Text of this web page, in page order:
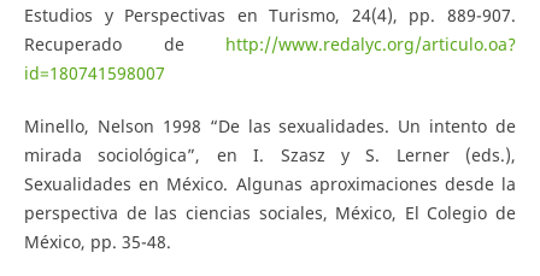
Estudios y Perspectivas en Turismo, 24(4), pp. 889-907.
Recuperado de http://www.redalyc.org/articulo.oa?
id=180741598007
Minello, Nelson 1998 “De las sexualidades. Un intento de
mirada sociológica”, en I. Szasz y S. Lerner (eds.),
Sexualidades en México. Algunas aproximaciones desde la
perspectiva de las ciencias sociales, México, El Colegio de
México, pp. 35-48.